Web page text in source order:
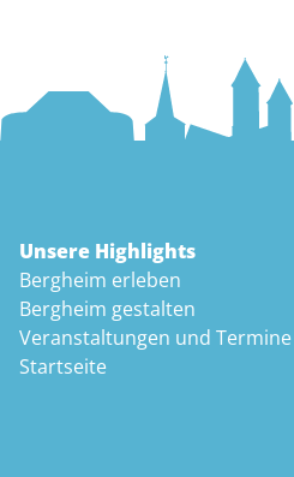
Unsere Highlights
Bergheim erleben
Bergheim gestalten
Veranstaltungen und Termine
Startseite